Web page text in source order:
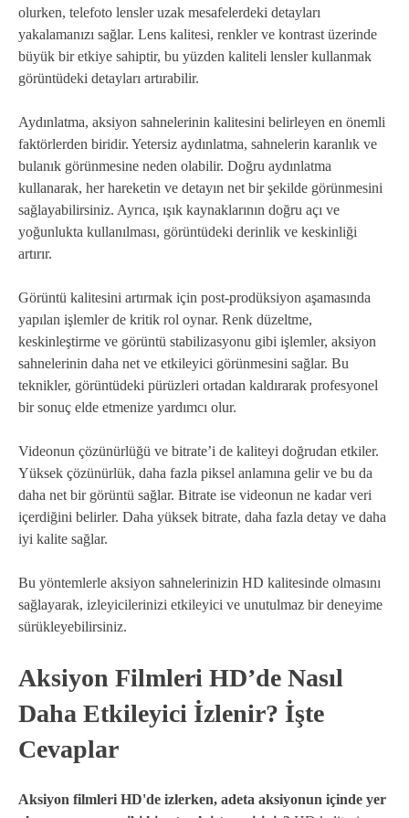
olurken, telefoto lensler uzak mesafelerdeki detayları
yakalamanızı sağlar. Lens kalitesi, renkler ve kontrast üzerinde
büyük bir etkiye sahiptir, bu yüzden kaliteli lensler kullanmak
görüntüdeki detayları artırabilir.
Aydınlatma, aksiyon sahnelerinin kalitesini belirleyen en önemli
faktörlerden biridir. Yetersiz aydınlatma, sahnelerin karanlık ve
bulanık görünmesine neden olabilir. Doğru aydınlatma
kullanarak, her hareketin ve detayın net bir şekilde görünmesini
sağlayabilirsiniz. Ayrıca, ışık kaynaklarının doğru açı ve
yoğunlukta kullanılması, görüntüdeki derinlik ve keskinliği
artırır.
Görüntü kalitesini artırmak için post-prodüksiyon aşamasında
yapılan işlemler de kritik rol oynar. Renk düzeltme,
keskinleştirme ve görüntü stabilizasyonu gibi işlemler, aksiyon
sahnelerinin daha net ve etkileyici görünmesini sağlar. Bu
teknikler, görüntüdeki pürüzleri ortadan kaldırarak profesyonel
bir sonuç elde etmenize yardımcı olur.
Videonun çözünürlüğü ve bitrate’i de kaliteyi doğrudan etkiler.
Yüksek çözünürlük, daha fazla piksel anlamına gelir ve bu da
daha net bir görüntü sağlar. Bitrate ise videonun ne kadar veri
içerdiğini belirler. Daha yüksek bitrate, daha fazla detay ve daha
iyi kalite sağlar.
Bu yöntemlerle aksiyon sahnelerinizin HD kalitesinde olmasını
sağlayarak, izleyicilerinizi etkileyici ve unutulmaz bir deneyime
sürükleyebilirsiniz.
Aksiyon Filmleri HD’de Nasıl
Daha Etkileyici İzlenir? İşte
Cevaplar
Aksiyon filmleri HD'de izlerken, adeta aksiyonun içinde yer